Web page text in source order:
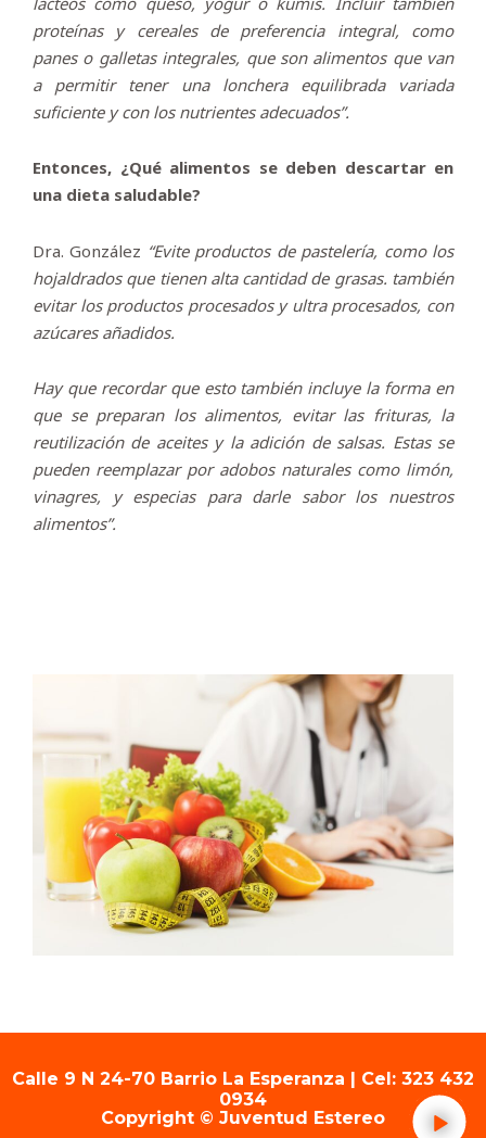
proteínas y cereales de preferencia integral, como
panes o galletas integrales, que son alimentos que van
a permitir tener una lonchera equilibrada variada
suficiente y con los nutrientes adecuados”.
Entonces, ¿Qué alimentos se deben descartar en
una dieta saludable?
Dra. González “Evite productos de pastelería, como los
hojaldrados que tienen alta cantidad de grasas. también
evitar los productos procesados y ultra procesados, con
azúcares añadidos.
Hay que recordar que esto también incluye la forma en
que se preparan los alimentos, evitar las frituras, la
reutilización de aceites y la adición de salsas. Estas se
pueden reemplazar por adobos naturales como limón,
vinagres, y especias para darle sabor los nuestros
alimentos”.
Calle 9 N 24-70 Barrio La Esperanza | Cel: 323 432
0934
Copyright © Juventud Estereo